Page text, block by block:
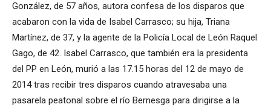
González, de 57 años, autora confesa de los disparos que
acabaron con la vida de Isabel Carrasco; su hija, Triana
Martínez, de 37, y la agente de la Policía Local de León Raquel
Gago, de 42. Isabel Carrasco, que también era la presidenta
del PP en León, murió a las 17.15 horas del 12 de mayo de
2014 tras recibir tres disparos cuando atravesaba una
pasarela peatonal sobre el río Bernesga para dirigirse a la